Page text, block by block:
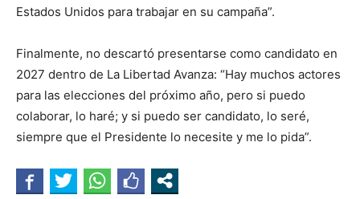
Estados Unidos para trabajar en su campaña”.
Finalmente, no descartó presentarse como candidato en
2027 dentro de La Libertad Avanza: “Hay muchos actores
para las elecciones del próximo año, pero si puedo
colaborar, lo haré; y si puedo ser candidato, lo seré,
siempre que el Presidente lo necesite y me lo pida”.